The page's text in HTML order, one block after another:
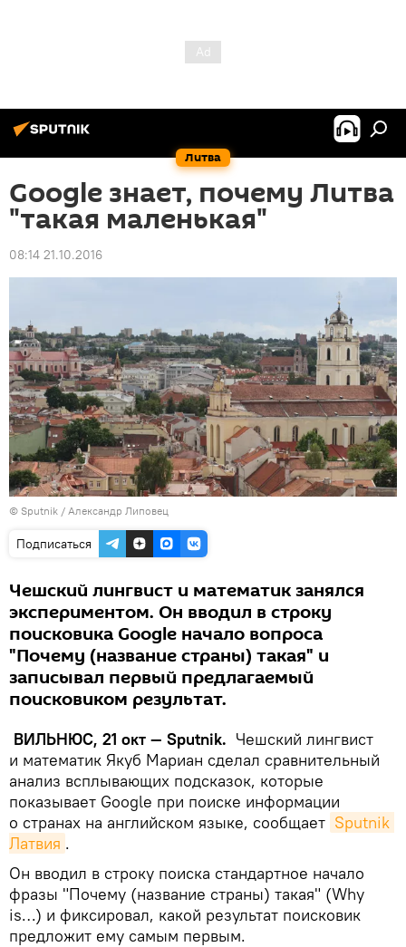
Литва
Google знает, почему Литва
"такая маленькая"
08:14 21.10.2016
© Sputnik / Александр Липовец
Подписаться
Чешский лингвист и математик занялся
экспериментом. Он вводил в строку
поисковика Google начало вопроса
"Почему (название страны) такая" и
записывал первый предлагаемый
поисковиком результат.
ВИЛЬНЮС, 21 окт — Sputnik. Чешский лингвист
и математик Якуб Мариан сделал сравнительный
анализ всплывающих подсказок, которые
показывает Google при поиске информации
о странах на английском языке, сообщает Sputnik
Латвия .
Он вводил в строку поиска стандартное начало
фразы "Почему (название страны) такая" (Why
is…) и фиксировал, какой результат поисковик
предложит ему самым первым.